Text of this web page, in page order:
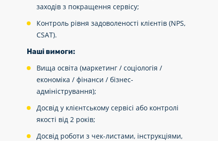
заходів з покращення сервісу;
Контроль рівня задоволеності клієнтів (NPS,
CSAT).
Наші вимоги:
Вища освіта (маркетинг / соціологія /
економіка / фінанси / бізнес-
адміністрування);
Досвід у клієнтському сервісі або контролі
якості від 2 років;
Досвід роботи з чек-листами, інструкціями,